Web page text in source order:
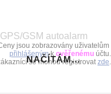
GPS/GSM autoalarm
jsou zobrazovány uživatelům
přihlášenýmk ověřenému účtu.
se mohou registrovatzde.
NAČÍTÁM...